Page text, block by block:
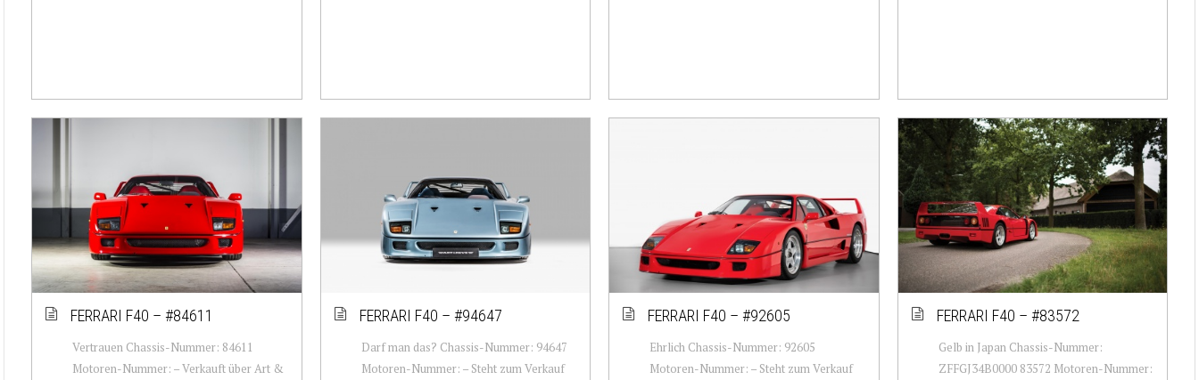
FERRARI F40 – #84611
Vertrauen Chassis-Nummer: 84611
Motoren-Nummer: – Verkauft über Art &
FERRARI F40 – #94647
Darf man das? Chassis-Nummer: 94647
Motoren-Nummer: – Steht zum Verkauf
FERRARI F40 – #92605
Ehrlich Chassis-Nummer: 92605
Motoren-Nummer: – Steht zum Verkauf
FERRARI F40 – #83572
Gelb in Japan Chassis-Nummer:
ZFFGJ34B0000 83572 Motoren-Nummer: